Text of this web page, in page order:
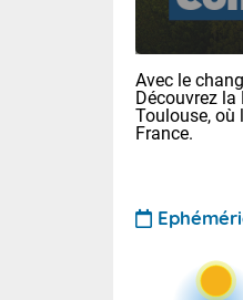
Avec le
Découvrez
Toulouse, où
France.